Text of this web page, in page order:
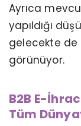
Ayrıca
yapıldığı
gelecekte de
görünüyor.
B2B E-
Tüm